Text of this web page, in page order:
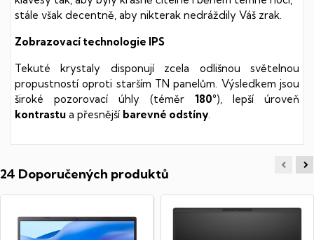
stále však decentně, aby nikterak nedráždily Váš zrak.
Zobrazovací technologie IPS
Tekuté krystaly disponují zcela odlišnou světelnou
propustností oproti starším TN panelům. Výsledkem jsou
široké pozorovací úhly (téměr 180°), lepší úroveň
kontrastu a přesnější barevné odstíny
24 Doporučených produktů